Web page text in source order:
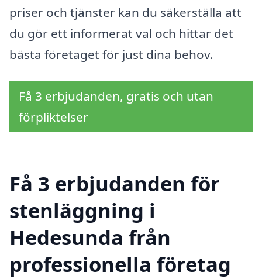
priser och tjänster kan du säkerställa att
du gör ett informerat val och hittar det
bästa företaget för just dina behov.
Få 3 erbjudanden, gratis och utan
förpliktelser
Få 3 erbjudanden för
stenläggning i
Hedesunda från
professionella företag